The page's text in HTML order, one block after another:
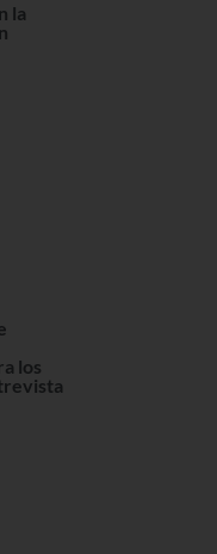
la
los